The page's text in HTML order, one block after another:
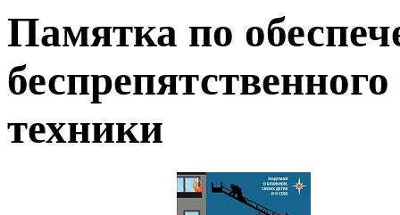
Памятка по
техники